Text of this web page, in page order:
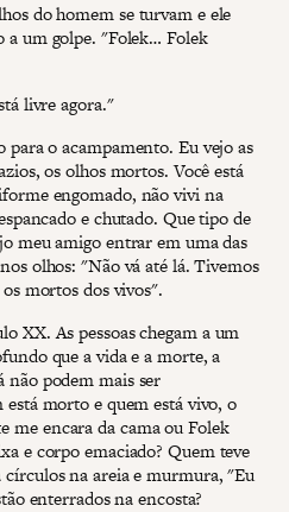
do homem se turvam e ele
a um golpe. "Folek… Folek
livre agora."
para o acampamento. Eu vejo as
os olhos mortos. Você está
engomado, não vivi na
e chutado. Que tipo de
meu amigo entrar em uma das
olhos: "Não vá até lá. Tivemos
mortos dos vivos".
XX. As pessoas chegam a um
que a vida e a morte, a
não podem mais ser
morto e quem está vivo, o
me encara da cama ou Folek
e corpo emaciado? Quem teve
círculos na areia e murmura, "Eu
enterrados na encosta?